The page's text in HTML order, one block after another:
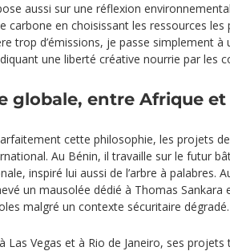
aussi sur une réflexion
carbone en choisissant les ressources les
trop d’émissions, je passe simplement à
une liberté créative nourrie par les
globale, entre Afrique
cette philosophie, les projets
Au Bénin, il travaille sur le futur
inspiré lui aussi de l’arbre à palabres.
un mausolée dédié à Thomas Sankara
malgré un contexte sécuritaire dégradé.
Las Vegas et à Rio de Janeiro, ses projets